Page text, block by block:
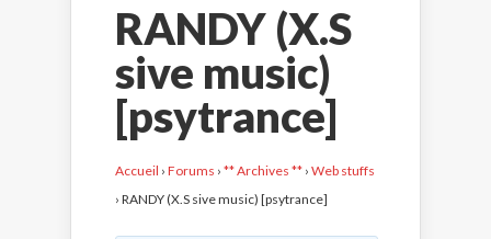
RANDY (X.S
sive music)
[psytrance]
Accueil › Forums › ** Archives ** › Web stuffs
› RANDY (X.S sive music) [psytrance]